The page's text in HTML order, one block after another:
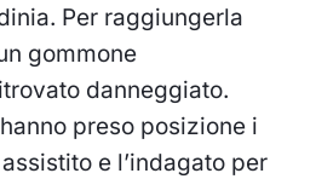
Per raggiungerla
gommone
danneggiato.
preso posizione i
e l’indagato per